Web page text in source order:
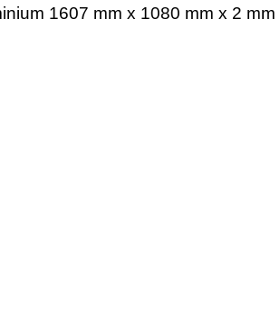
1607 mm x 1080 mm x 2 mm